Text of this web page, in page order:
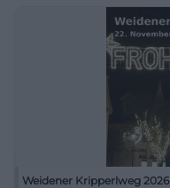
Weidener Kripperlweg 2026